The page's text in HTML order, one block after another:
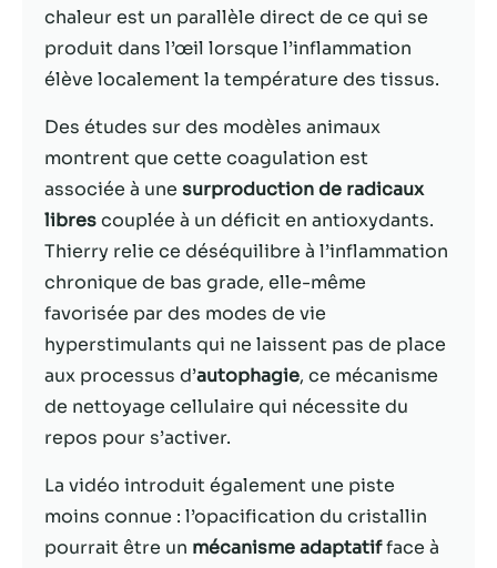
chaleur est un parallèle direct de ce qui se
produit dans l’œil lorsque l’inflammation
élève localement la température des tissus.
Des études sur des modèles animaux
montrent que cette coagulation est
associée à une surproduction de radicaux
librescouplée à un déficit en antioxydants.
Thierry relie ce déséquilibre à l’inflammation
chronique de bas grade, elle-même
favorisée par des modes de vie
hyperstimulants qui ne laissent pas de place
aux processus d’autophagie, ce mécanisme
de nettoyage cellulaire qui nécessite du
repos pour s’activer.
La vidéo introduit également une piste
moins connue : l’opacification du cristallin
pourrait être un mécanisme adaptatifface à
fonctionnalité
et la structure
du site Web,
en fonction
dont le site
Web est
Experience
Afin que notre
fonctionne
aussi bien que
possible lors
de votre visite.
Si vous refusez
fonctionnalités
disparaîtront